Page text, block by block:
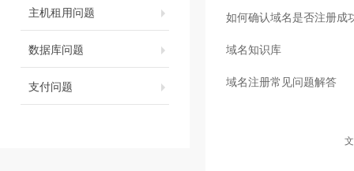
主机租用问题
数据库问题
支付问题
如何确认域名是否注册成
域名知识库
域名注册常见问题解答